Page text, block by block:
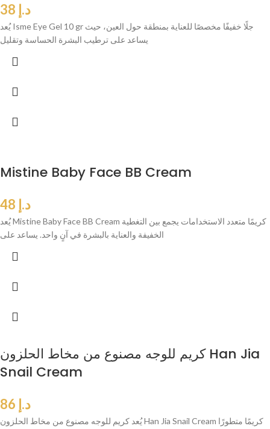
د.إ
يُعد Isme Eye Gel 10 gr جلًا خفيفًا مخصصًا للعناية بمنطقة حول العين، حيث
يساعد على ترطيب البشرة الحساسة وتقليل
Mistine Baby Face BB Cream
د.إ
يُعد Mistine Baby Face BB Cream كريمًا متعدد الاستخدامات يجمع بين التغطية
الخفيفة والعناية بالبشرة في آنٍ واحد. يساعد على
كريم للوجه مصنوع من مخاط الحلزون Han Jia
Snail Cream
د.إ
يُعد كريم للوجه مصنوع من مخاط الحلزون Han Jia Snail Cream كريمًا متطورًا